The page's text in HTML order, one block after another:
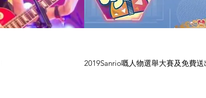
2019Sanrio嘅人物選舉大賽及免費送